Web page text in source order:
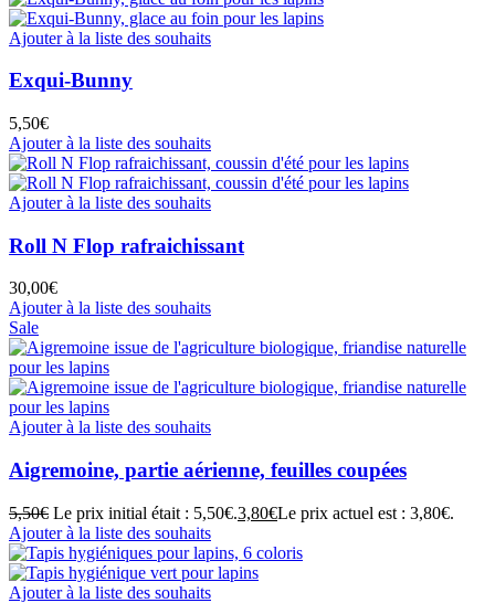
Ajouter à la liste des souhaits
Exqui-Bunny
5,50€
Ajouter à la liste des souhaits
Ajouter à la liste des souhaits
Roll N Flop rafraichissant
30,00€
Ajouter à la liste des souhaits
Sale
Ajouter à la liste des souhaits
Aigremoine, partie aérienne, feuilles coupées
5,50€ Le prix initial était : 5,50€.3,80€Le prix actuel est : 3,80€.
Ajouter à la liste des souhaits
Ajouter à la liste des souhaits